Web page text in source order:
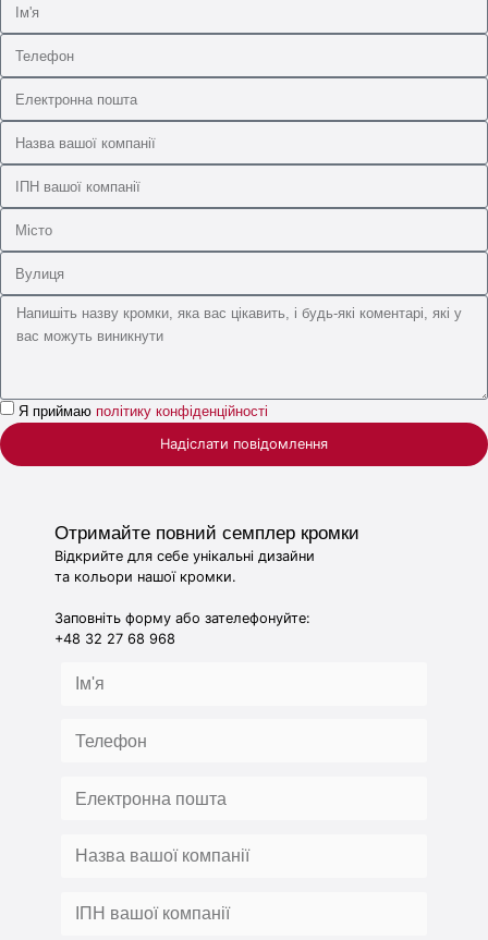
Я приймаю політику конфіденційності
Надіслати повідомлення
Отримайте повний семплер кромки
Відкрийте для себе унікальні дизайни
та кольори нашої кромки.
Заповніть форму або зателефонуйте:
+48 32 27 68 968